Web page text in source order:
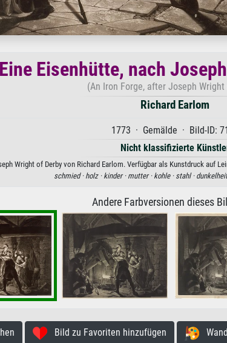
Eine Eisenhütte, nach
(An Iron Forge, after Joseph Wright
Richard Earlom
1773 · Gemälde · Bild-ID:
Nicht klassifizierte
Wright of Derby von Richard Earlom. Verfügbar als Kunstdruck auf
schmied · holz · kinder · mutter · kohle · stahl ·
Andere Farbversionen dieses
Bild zu Favoriten hinzufügen